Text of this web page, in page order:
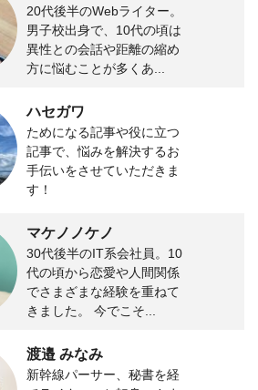
20代後半のWebライター。
男子校出身で、10代の頃は
異性との会話や距離の縮め
方に悩むことが多くあ...
ハセガワ
ためになる記事や役に立つ
記事で、悩みを解決するお
手伝いをさせていただきま
す！
マケノノケノ
30代後半のIT系会社員。10
代の頃から恋愛や人間関係
でさまざまな経験を重ねて
きました。 今でこそ...
渡邉 みなみ
新幹線パーサー、秘書を経